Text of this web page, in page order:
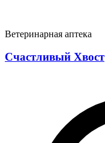
Ветеринарная аптека
Счастливый Хвост